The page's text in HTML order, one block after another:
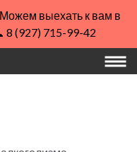
выехать к вам в
8 (927) 715-99-42